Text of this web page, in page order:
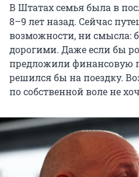
В Штатах семья была в
8–9 лет назад. Сейчас
возможности, ни смысла:
дорогими. Даже если бы
предложили финансовую
решился бы на поездку.
по собственной воле не